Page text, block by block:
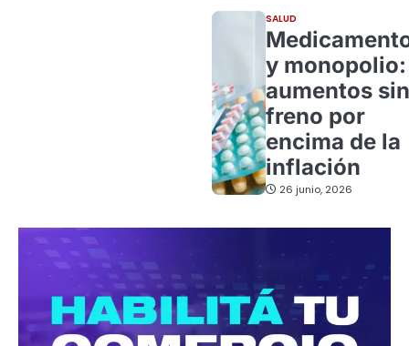
SALUD
y monopolio:
aumentos sin
freno por
encima de la
inflación
26 junio, 2026